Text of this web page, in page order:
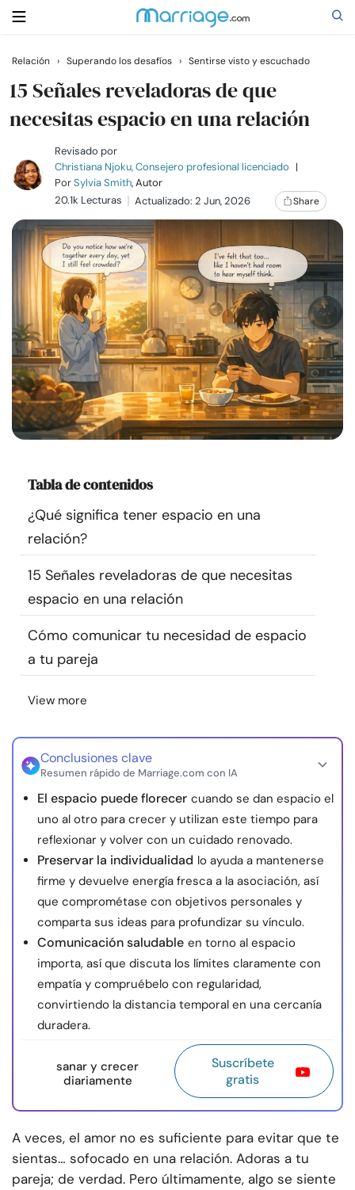
Buscar
Casarse
Relaciones
Familia
Ayuda
Cursos
Recursos
Comunidad
Idioma
Sobre nosotros Contáctanos Escríbenos
Publicidad con
© Copyright 2026. Todos los derechos reservados.
Relación › Superando los desafíos › Sentirse visto y escuchado
15 Señales reveladoras de que
necesitas espacio en una relación
Revisado por
Christiana Njoku, Consejero profesional licenciado |
PorSylvia Smith, Autor
20.1k Lecturas
Actualizado: 2 Jun, 2026 Share
Tabla de contenidos
¿Qué significa tener espacio en una
relación?
15 Señales reveladoras de que necesitas
espacio en una relación
Cómo comunicar tu necesidad de espacio
a tu pareja
View more
Conclusiones clave
Resumen rápido de Marriage.com con IA
El espacio puede florecer cuando se dan espacio el
uno al otro para crecer y utilizan este tiempo para
reflexionar y volver con un cuidado renovado.
Preservar la individualidad lo ayuda a mantenerse
firme y devuelve energía fresca a la asociación, así
que comprométase con objetivos personales y
comparta sus ideas para profundizar su vínculo.
Comunicación saludable en torno al espacio
importa, así que discuta los límites claramente con
empatía y compruébelo con regularidad,
convirtiendo la distancia temporal en una cercanía
duradera.
sanar y crecer
diariamente
Suscríbete
gratis
A veces, el amor no es suficiente para evitar que te
sientas… sofocado en una relación. Adoras a tu
pareja; de verdad. Pero últimamente, algo se siente